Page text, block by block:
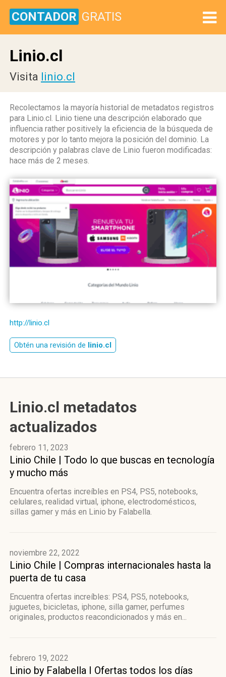
CONTADOR GRATIS
Linio.cl
Visita linio.cl
Recolectamos la mayoría historial de metadatos registros
para Linio.cl. Linio tiene una descripción elaborado que
influencia rather positively la eficiencia de la búsqueda de
motores y por lo tanto mejora la posición del dominio. La
descripción y palabras clave de Linio fueron modificadas:
hace más de 2 meses.
http://linio.cl
Obtén una revisión de linio.cl
Linio.cl metadatos
actualizados
febrero 11, 2023
Linio Chile | Todo lo que buscas en tecnología
y mucho más
Encuentra ofertas increíbles en PS4, PS5, notebooks,
celulares, realidad virtual, iphone, electrodomésticos,
sillas gamer y más en Linio by Falabella.
noviembre 22, 2022
Linio Chile | Compras internacionales hasta la
puerta de tu casa
Encuentra ofertas increíbles: PS4, PS5, notebooks,
juguetes, bicicletas, iphone, silla gamer, perfumes
originales, productos reacondicionados y más en...
febrero 19, 2022
Linio by Falabella I Ofertas todos los días